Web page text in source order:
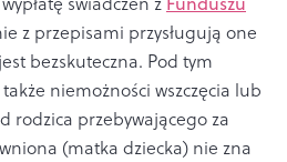
z przepisami przysługują one
bezskuteczna. Pod tym
niemożności wszczęcia lub
rodzica przebywającego za
(matka dziecka) nie zna